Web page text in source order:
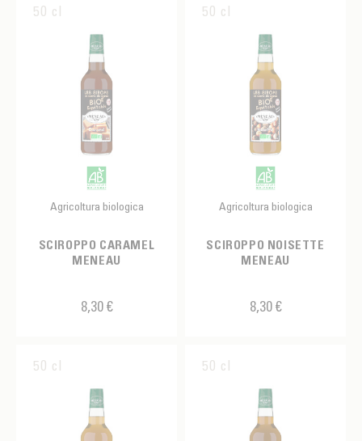
50 cl
Agricoltura biologica
SCIROPPO CARAMEL
MENEAU
8,30 €
50 cl
Agricoltura biologica
SCIROPPO NOISETTE
MENEAU
8,30 €
50 cl 50 cl